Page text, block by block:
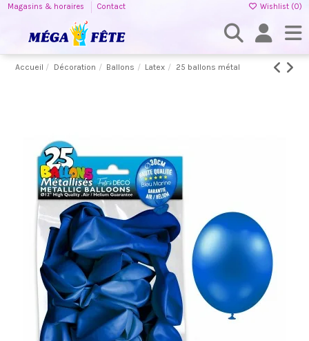
Magasins & horaires Contact Wishlist (0)
Accueil Décoration Ballons Latex 25 ballons métal